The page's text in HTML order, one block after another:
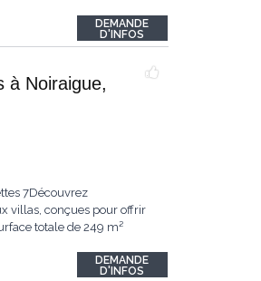
DEMANDE
D'INFOS
à Noiraigue,
7Découvrez
villas, conçues pour offrir
totale de 249 m²
DEMANDE
D'INFOS